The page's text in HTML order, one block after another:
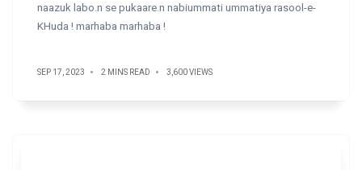
naazuk labo.n se pukaare.n nabiummati ummatiya rasool-e-
KHuda ! marhaba marhaba !
SEP 17, 2023 2 MINS READ 3,600 VIEWS